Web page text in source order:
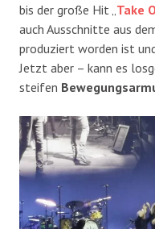
bis der große Hit „Take
auch Ausschnitte aus
produziert worden ist
Jetzt aber – kann es
steifen